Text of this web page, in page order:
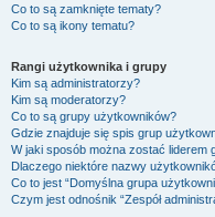
Co to są zamknięte tematy?
Co to są ikony tematu?
Rangi użytkownika i grupy
Kim są administratorzy?
Kim są moderatorzy?
Co to są grupy użytkowników?
Gdzie znajduje się spis grup
W jaki sposób można zostać liderem
Dlaczego niektóre nazwy
Co to jest “Domyślna grupa
Czym jest odnośnik “Zespół